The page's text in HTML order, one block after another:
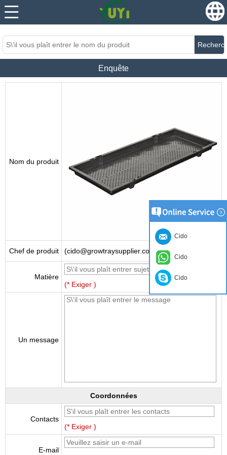
......
Enquête
Nom du produit
Chef de produit (cido@growtraysupplier.com)
Matière
(* Exiger )
Un message
Coordonnées
Contacts
(* Exiger )
E-mail
Cido
Cido
Cido